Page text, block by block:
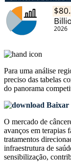
Para uma análise
preciso das tabelas
do panorama
Baixar
O mercado de
avanços em terapias
tratamentos
infraestrutura de
sensibilização,